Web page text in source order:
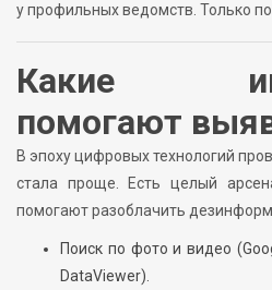
у профильных ведомств. Только
Какие
помогают
В эпоху цифровых технологий
стала проще. Есть целый
помогают разоблачить
Поиск по фото и видео
DataViewer).